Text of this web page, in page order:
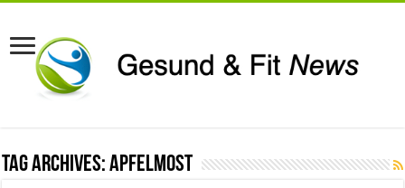
Tag Archives:Apfelmost